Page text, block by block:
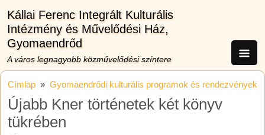
Kállai Ferenc Integrált Kulturális
Intézmény és Művelődési Ház,
Gyomaendrőd
A város legnagyobb közművelődési színtere
Címlap Gyomaendrődi kulturális programok és rendezvények
Újabb Kner történetek két könyv
tükrében